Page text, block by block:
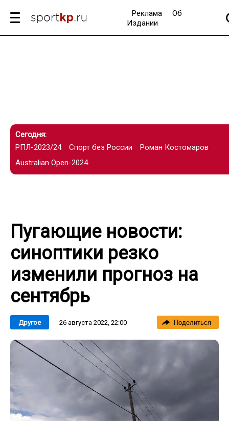
Реклама
Об
Издании
Сегодня:
РПЛ-2023/24
Спорт без России
Роман Костомаров
Australian Open-2024
Пугающие новости:
синоптики резко
изменили прогноз на
сентябрь
Другое 26 августа 2022, 22:00 Поделиться